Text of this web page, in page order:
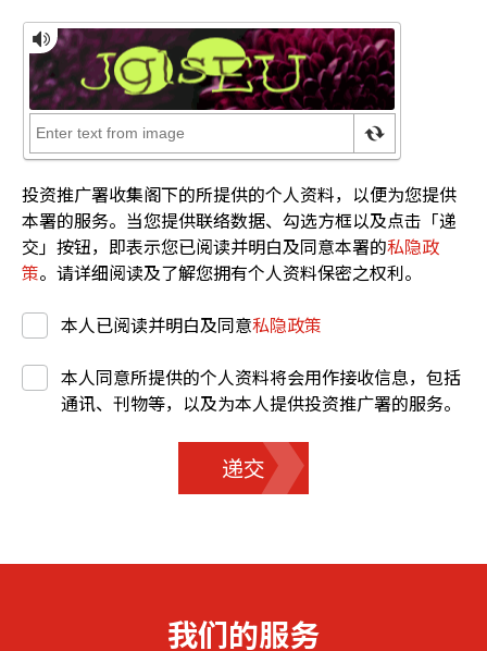
投资推广署收集阁下的所提供的个人资料，以便为您提供
本署的服务。当您提供联络数据、勾选方框以及点击「递
交」按钮，即表示您已阅读并明白及同意本署的私隐政
策。请详细阅读及了解您拥有个人资料保密之权利。
本人已阅读并明白及同意私隐政策
本人同意所提供的个人资料将会用作接收信息，包括
通讯、刊物等，以及为本人提供投资推广署的服务。
递交
我们的服务